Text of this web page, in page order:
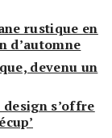
rustique en
d’automne
devenu un
design s’offre